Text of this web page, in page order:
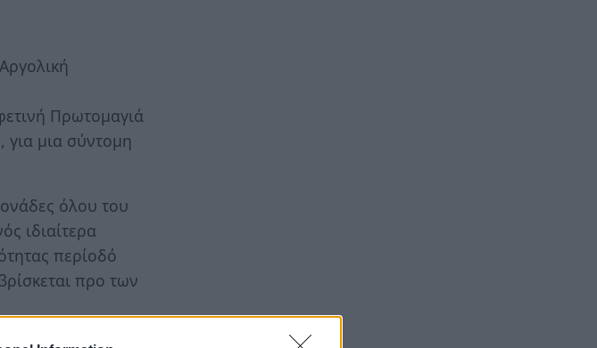
Πρωτομαγιά
μια σύντομη
όλου του
ιδιαίτερα
περίοδό
προ των